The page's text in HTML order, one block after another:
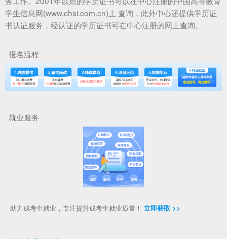
学生信息网(www.chsi.com.cn)上 查询，此外中心还提供学历证
书认证服务，经认证的学历证书可在中心注册的网上查询。
报名流程
就业服务
助力成考生就业，专注提升成考生就业质量！ 立即获取 >>